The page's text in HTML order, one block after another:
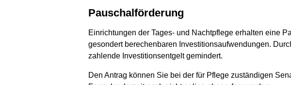
Pauschalförderung
Einrichtungen der Tages- und Nachtpflege erhalten eine
gesondert berechenbaren Investitionsaufwendungen.
zahlende Investitionsentgelt gemindert.
Den Antrag können Sie bei der für Pflege zuständigen